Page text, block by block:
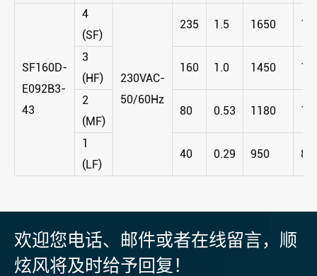
SF160D-
E092B3-
43
4
(SF)
230VAC-
50/60Hz
235 1.5 1650
3
(HF)
160 1.0 1450
2
(MF)
80 0.53 1180
1
(LF)
40 0.29 950
欢迎您电话、邮件或者在线留言，顺
炫风将及时给予回复！